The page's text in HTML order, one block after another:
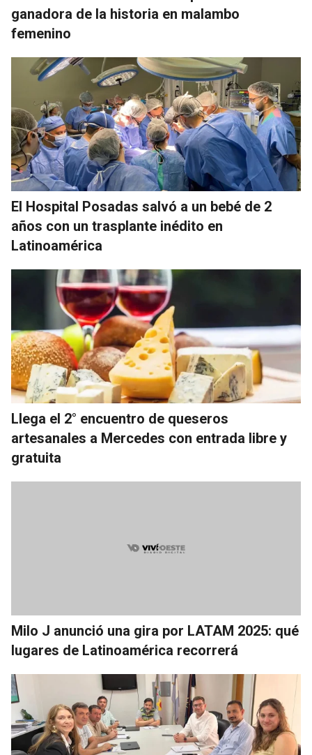
ganadora de la historia en malambo
femenino
El Hospital Posadas salvó a un bebé de 2
años con un trasplante inédito en
Latinoamérica
Llega el 2° encuentro de queseros
artesanales a Mercedes con entrada libre y
gratuita
Milo J anunció una gira por LATAM 2025: qué
lugares de Latinoamérica recorrerá